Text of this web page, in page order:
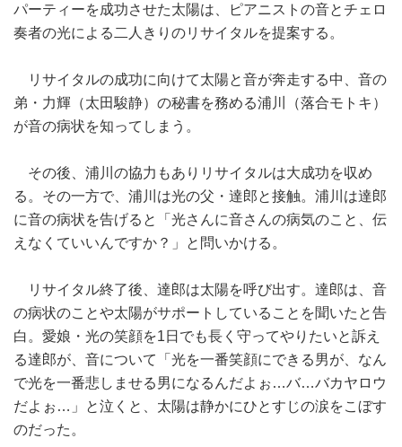
パーティーを成功させた太陽は、ピアニストの音とチェロ
奏者の光による二人きりのリサイタルを提案する。
リサイタルの成功に向けて太陽と音が奔走する中、音の
弟・力輝（太田駿静）の秘書を務める浦川（落合モトキ）
が音の病状を知ってしまう。
その後、浦川の協力もありリサイタルは大成功を収め
る。その一方で、浦川は光の父・達郎と接触。浦川は達郎
に音の病状を告げると「光さんに音さんの病気のこと、伝
えなくていいんですか？」と問いかける。
リサイタル終了後、達郎は太陽を呼び出す。達郎は、音
の病状のことや太陽がサポートしていることを聞いたと告
白。愛娘・光の笑顔を1日でも長く守ってやりたいと訴え
る達郎が、音について「光を一番笑顔にできる男が、なん
で光を一番悲しませる男になるんだよぉ…バ…バカヤロウ
だよぉ…」と泣くと、太陽は静かにひとすじの涙をこぼす
のだった。